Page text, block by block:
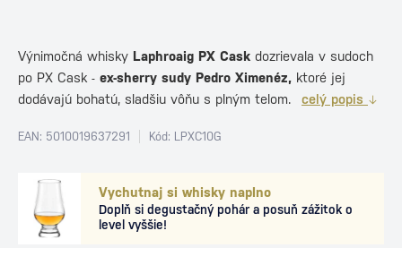
Vychutnaj si whisky naplno
Doplň si degustačný pohár a posuň zážitok o
level vyššie!
Výnimočná whisky Laphroaig PX Cask dozrievala v sudoch
po PX Cask - ex-sherry sudy Pedro Ximenéz, ktoré jej
dodávajú bohatú, sladšiu vôňu s plným telom.
celý popis
EAN: 5010019637291 Kód: LPXC10G